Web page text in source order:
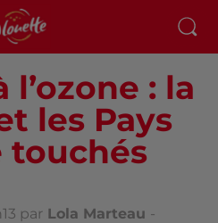
: la
les Pays
touchés
par Lola Marteau -